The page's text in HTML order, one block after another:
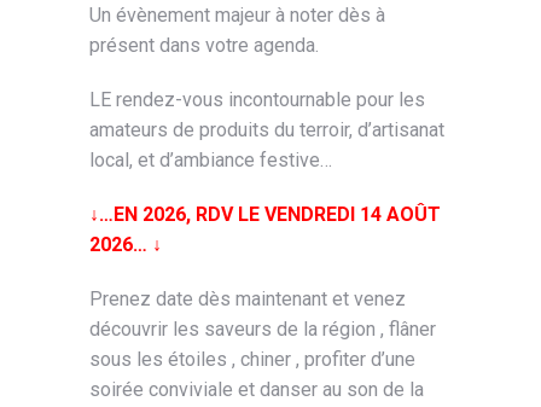
Un évènement majeur à noter dès à
présent dans votre agenda.
LE rendez-vous incontournable pour les
amateurs de produits du terroir, d’artisanat
local, et d’ambiance festive…
↓…EN 2026, RDV LE VENDREDI 14 AOÛT
2026… ↓
Prenez date dès maintenant et venez
découvrir les saveurs de la région , flâner
sous les étoiles , chiner , profiter d’une
soirée conviviale et danser au son de la